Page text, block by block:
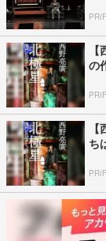
の
ち